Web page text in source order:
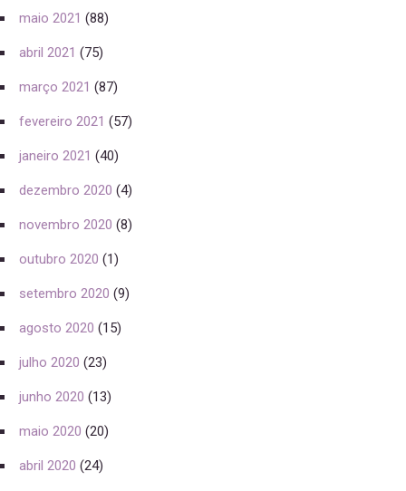
maio 2021 (88)
abril 2021 (75)
março 2021 (87)
fevereiro 2021 (57)
janeiro 2021 (40)
dezembro 2020 (4)
novembro 2020 (8)
outubro 2020 (1)
setembro 2020 (9)
agosto 2020 (15)
julho 2020 (23)
junho 2020 (13)
maio 2020 (20)
abril 2020 (24)